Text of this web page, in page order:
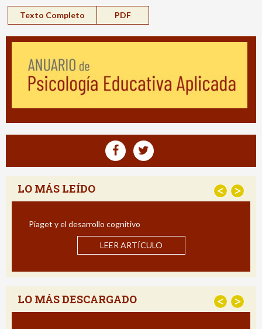
Texto Completo PDF
LO MÁS LEÍDO < >
Piaget y el desarrollo cognitivo
LEER ARTÍCULO
LO MÁS DESCARGADO < >